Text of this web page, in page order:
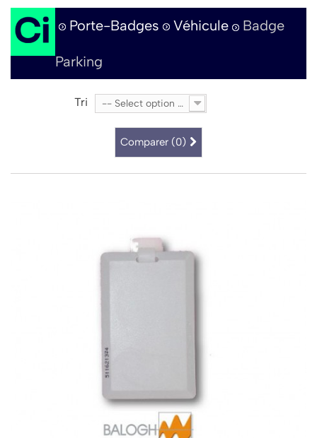
Porte-Badges Véhicule Badge
Parking
Tri -- Select option --
Comparer (0)